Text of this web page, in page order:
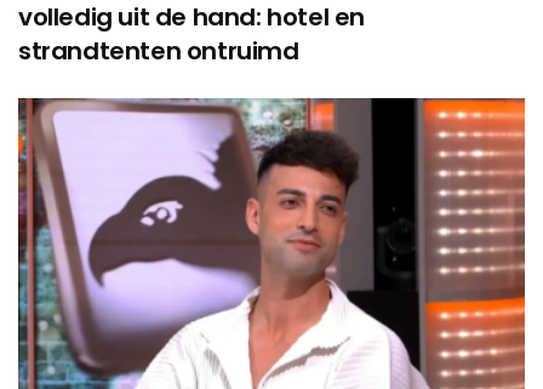
volledig uit de hand: hotel en
strandtenten ontruimd